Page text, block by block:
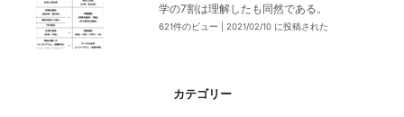
学の7割は理解したも同然である。
621件のビュー 2021/02/10 に投稿された
カテゴリー